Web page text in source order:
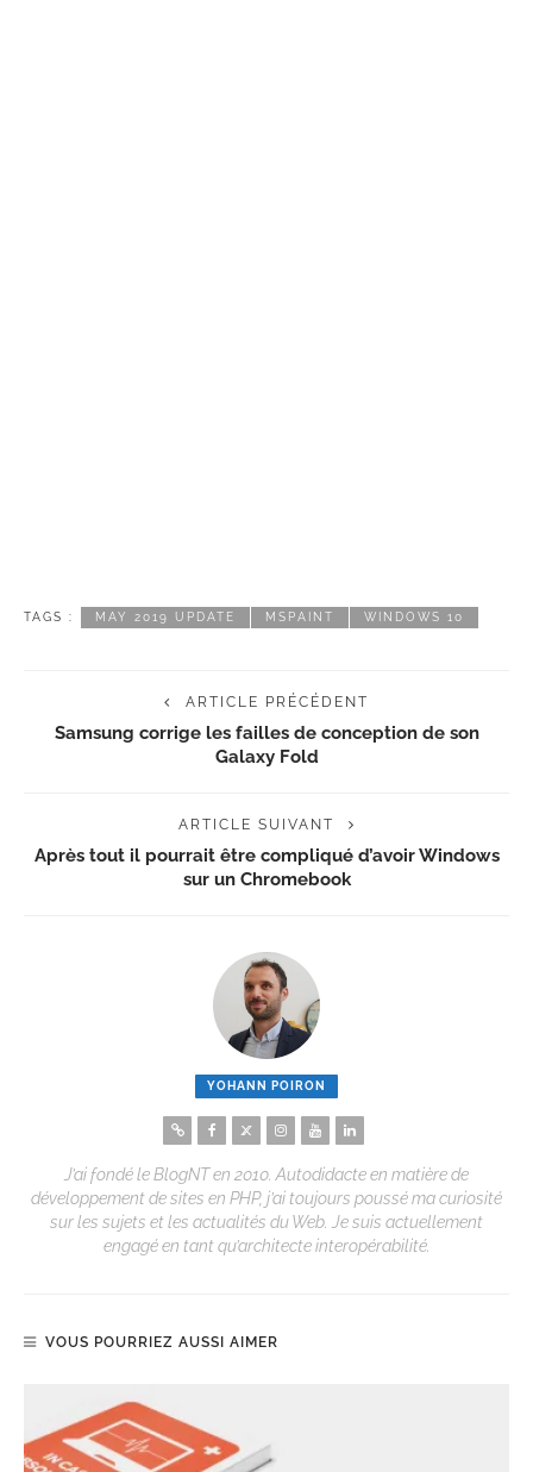
TAGS : MAY 2019 UPDATE MSPAINT WINDOWS 10
ARTICLE PRÉCÉDENT
Samsung corrige les failles de conception de son
Galaxy Fold
ARTICLE SUIVANT
Après tout il pourrait être compliqué d’avoir Windows
sur un Chromebook
YOHANN POIRON
J’ai fondé le BlogNT en 2010. Autodidacte en matière de
développement de sites en PHP, j’ai toujours poussé ma curiosité
sur les sujets et les actualités du Web. Je suis actuellement
engagé en tant qu’architecte interopérabilité.
VOUS POURRIEZ AUSSI AIMER